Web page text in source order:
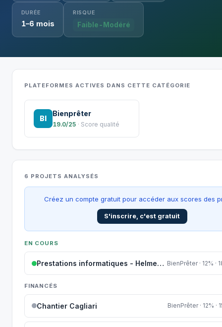
DURÉE
1–6 mois
RISQUE
Faible-Modéré
PLATEFORMES ACTIVES DANS CETTE CATÉGORIE
BI
Bienprêter
19.0/25 · Score qualité
6 PROJETS ANALYSÉS
Créez un compte gratuit pour accéder aux scores des
S'inscrire, c'est gratuit
EN COURS
Prestations informatiques - Helmes AS BienPrêter · 12% ·
FINANCÉS
Chantier Cagliari BienPrêter · 12% ·